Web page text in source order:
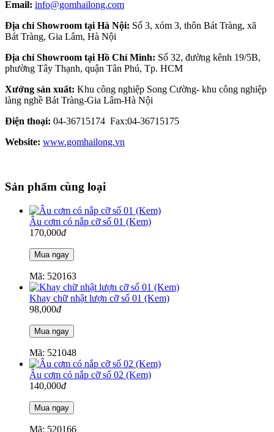
Email: info@gomhailong.com
Địa chỉ Showroom tại Hà Nội: Số 3, xóm 3, thôn Bát Tràng, xã
Bát Tràng, Gia Lâm, Hà Nội
Địa chỉ Showroom tại Hồ Chí Minh: Số 32, đường kênh 19/5B,
phường Tây Thạnh, quận Tân Phú, Tp. HCM
Xưởng sản xuất: Khu công nghiệp Song Cường- khu công nghiệp
làng nghề Bát Tràng-Gia Lâm-Hà Nội
Điện thoại: 04-36715174 Fax:04-36715175
Website: www.gomhailong.vn
Sản phẩm cùng loại
Âu cơm có nắp cỡ số 01 (Kem)
170,000đ
Mã: 520163
Khay chữ nhật lượn cỡ số 01 (Kem)
98,000đ
Mã: 521048
Âu cơm có nắp cỡ số 02 (Kem)
140,000đ
Mã: 520166